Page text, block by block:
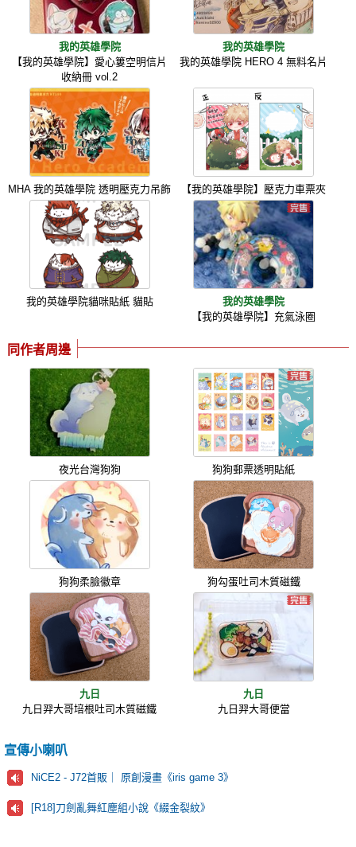
我的英雄學院
【我的英雄學院】愛心簍空明信片
收納冊 vol.2
我的英雄學院
我的英雄學院 HERO 4 無料名片
MHA 我的英雄學院 透明壓克力吊飾 【我的英雄學院】壓克力車票夾
我的英雄學院貓咪貼紙 貓貼
我的英雄學院
【我的英雄學院】充氣泳圈
同作者周邊
夜光台灣狗狗 狗狗郵票透明貼紙
狗狗柔臉徽章 狗勾蛋吐司木質磁鐵
九日
九日羿大哥培根吐司木質磁鐵
九日
九日羿大哥便當
宣傳小喇叭
NiCE2 - J72首販｜ 原創漫畫《iris game 3》
[R18]刀劍亂舞紅塵組小說《綴金裂紋》